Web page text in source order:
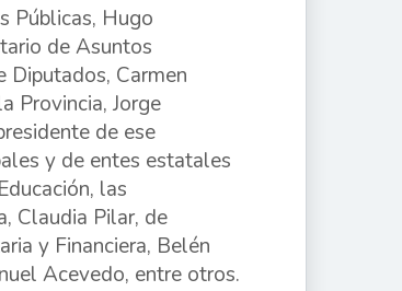
Públicas, Hugo
de Asuntos
Diputados, Carmen
Provincia, Jorge
de ese
y de entes estatales
las
Claudia Pilar, de
y Financiera, Belén
Acevedo, entre otros.